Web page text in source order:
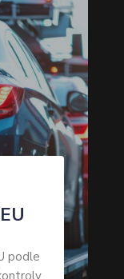
podle